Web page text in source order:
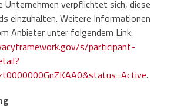
verpflichtet sich, diese
einzuhalten. Weitere Informationen
Anbieter unter folgendem Link:
s/participant-
.